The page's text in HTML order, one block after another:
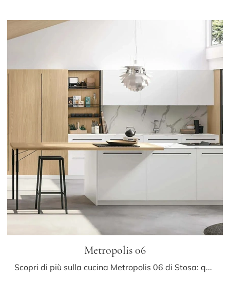
Metropolis 06
Scopri di più sulla cucina Metropolis 06 di Stosa: questa soluzione in Pet sarà la scelta ideale per te!